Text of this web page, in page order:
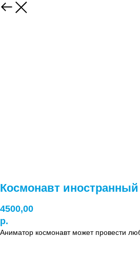
Космонавт иностранный
4500,00
р.
Аниматор космонавт может провести